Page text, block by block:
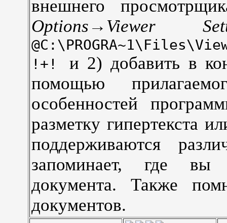
внешнего
Options→Viewer
!+!и 2) добавить в
помощью
особенностей
разметку гипертекста
поддерживаются
запоминает, где вы
документа. Также
документов.